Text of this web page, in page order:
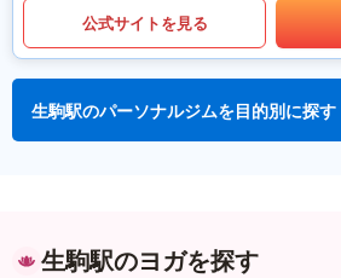
公式サイトを見る
生駒駅のパーソナルジムを目的別に探す
生駒駅のヨガを探す